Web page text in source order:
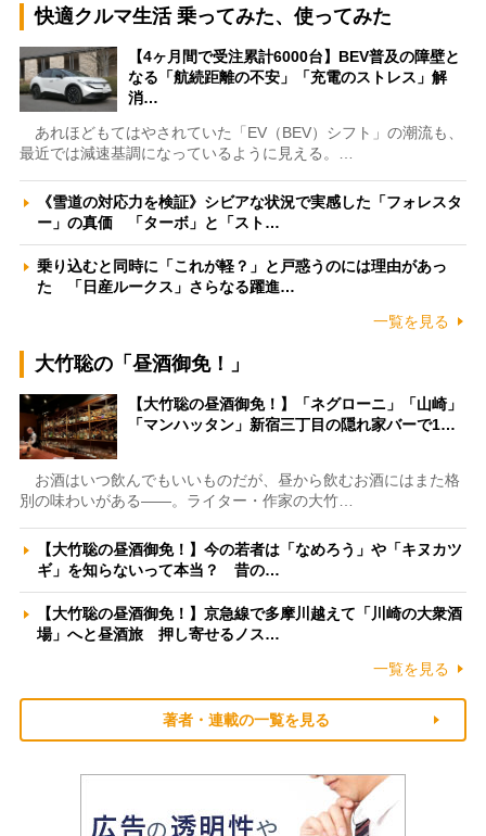
快適クルマ生活 乗ってみた、使ってみた
【4ヶ月間で受注累計6000台】BEV普及の障壁と
なる「航続距離の不安」「充電のストレス」解
消…
あれほどもてはやされていた「EV（BEV）シフト」の潮流も、
最近では減速基調になっているように見える。…
《雪道の対応力を検証》シビアな状況で実感した「フォレスタ
ー」の真価 「ターボ」と「スト…
乗り込むと同時に「これが軽？」と戸惑うのには理由があっ
た 「日産ルークス」さらなる躍進…
一覧を見る
大竹聡の「昼酒御免！」
【大竹聡の昼酒御免！】「ネグローニ」「山崎」
「マンハッタン」新宿三丁目の隠れ家バーで1…
お酒はいつ飲んでもいいものだが、昼から飲むお酒にはまた格
別の味わいがある――。ライター・作家の大竹…
【大竹聡の昼酒御免！】今の若者は「なめろう」や「キヌカツ
ギ」を知らないって本当？ 昔の…
【大竹聡の昼酒御免！】京急線で多摩川越えて「川崎の大衆酒
場」へと昼酒旅 押し寄せるノス…
一覧を見る
著者・連載の一覧を見る